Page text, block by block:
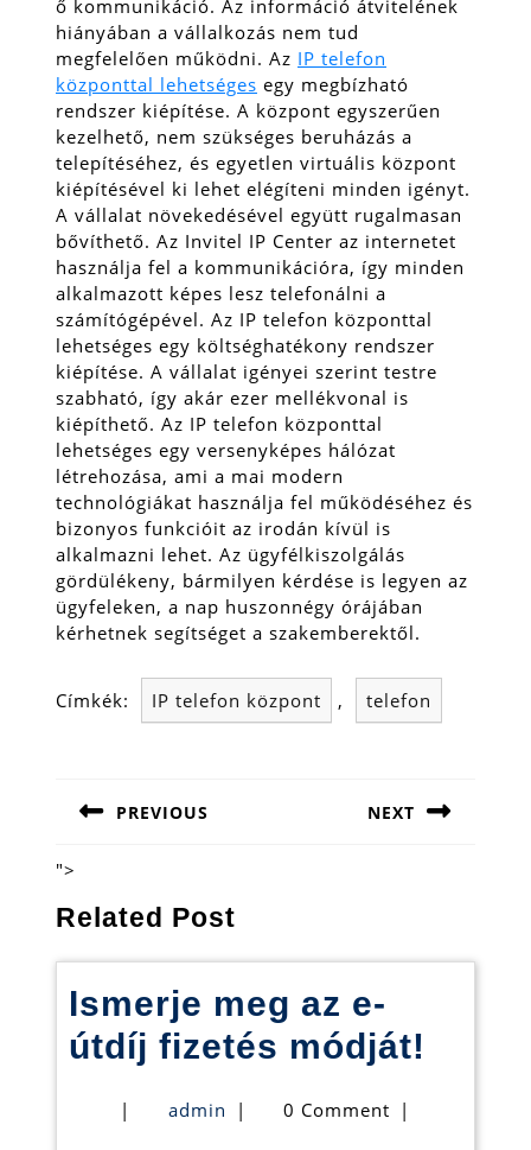
ő kommunikáció. Az információ átvitelének
hiányában a vállalkozás nem tud
megfelelően működni. Az IP telefon
központtal lehetséges egy megbízható
rendszer kiépítése. A központ egyszerűen
kezelhető, nem szükséges beruházás a
telepítéséhez, és egyetlen virtuális központ
kiépítésével ki lehet elégíteni minden igényt.
A vállalat növekedésével együtt rugalmasan
bővíthető. Az Invitel IP Center az internetet
használja fel a kommunikációra, így minden
alkalmazott képes lesz telefonálni a
számítógépével. Az IP telefon központtal
lehetséges egy költséghatékony rendszer
kiépítése. A vállalat igényei szerint testre
szabható, így akár ezer mellékvonal is
kiépíthető. Az IP telefon központtal
lehetséges egy versenyképes hálózat
létrehozása, ami a mai modern
technológiákat használja fel működéséhez és
bizonyos funkcióit az irodán kívül is
alkalmazni lehet. Az ügyfélkiszolgálás
gördülékeny, bármilyen kérdése is legyen az
ügyfeleken, a nap huszonnégy órájában
kérhetnek segítséget a szakemberektől.
Címkék: IP telefon központ , telefon
navigáció
PREVIOUS
post:
NEXT
">
Related Post
Ismerje meg az e-
útdíj fizetés módját!
| admin admin
| 0 Comment |